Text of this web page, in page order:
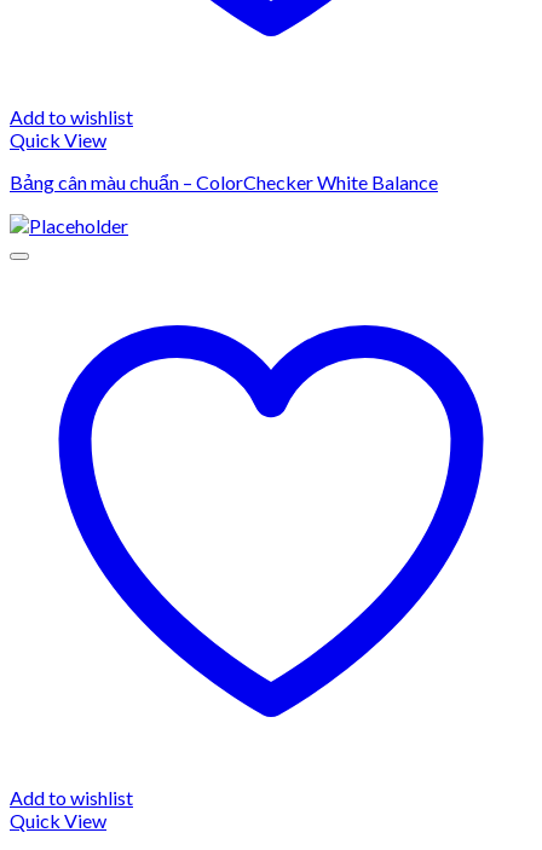
Add to wishlist
Quick View
Bảng cân màu chuẩn – ColorChecker White Balance
Add to wishlist
Quick View